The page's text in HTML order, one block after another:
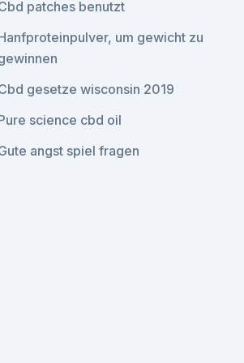
patches benutzt
um gewicht zu
gesetze wisconsin 2019
science cbd oil
angst spiel fragen